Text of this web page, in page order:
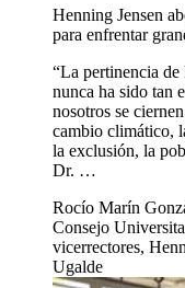
Henning Jensen
para enfrentar
“La pertinencia de
nunca ha sido tan
nosotros se
cambio climático,
la exclusión, la
Dr. …
Rocío Marín
Consejo
vicerrectores,
Ugalde